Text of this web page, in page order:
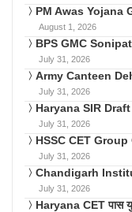
PM Awas Yojana
August 1, 2026
BPS GMC
July 31, 2026
Army Canteen
July 31, 2026
Haryana SIR
July 31, 2026
HSSC CET
July 31, 2026
Chandigarh
July 31, 2026
Haryana CET पास